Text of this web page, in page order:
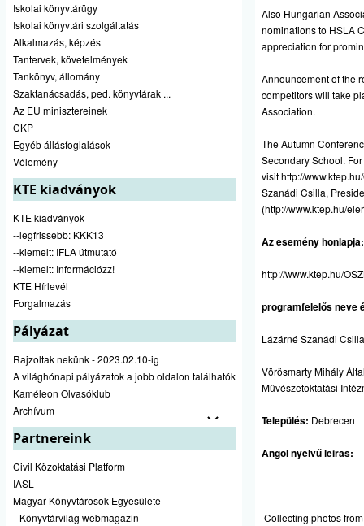
Iskolai könyvtárügy
Iskolai könyvtári szolgáltatás
Alkalmazás, képzés
Tantervek, követelmények
Tankönyv, állomány
Szaktanácsadás, ped. könyvtárak ...
Az EU minisztereinek
CKP
Egyéb állásfoglalások
Vélemény
KTE kiadványok
KTE kiadványok
--legfrissebb: KKK13
--kiemelt: IFLA útmutató
--kiemelt: Információzz!
KTE Hírlevél
Forgalmazás
Pályázat
Rajzoltak nekünk - 2023.02.10-ig
A világhónapi pályázatok a jobb oldalon találhatók
Kaméleon Olvasóklub
Archívum
Partnereink
Civil Közoktatási Platform
IASL
Magyar Könyvtárosok Egyesülete
--Könyvtárvilág webmagazin
Also Hungarian
nominations to HSLA
appreciation for
Announcement of the
competitors will take
Association.
The Autumn
Secondary School.
visithttp://
Szanádi Csilla,
(http://www.ktep.hu/
Az esemény honlapja:
http://www.ktep.hu/
programfelelős neve
Lázárné Szanádi
Vörösmarty Mihály
Művészetoktatási
Település: Debrecen
Angol nyelvű leiras:
Collecting photos